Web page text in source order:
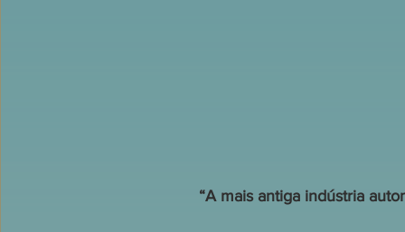
“A mais antiga indústria